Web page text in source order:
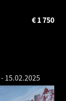
1 750
€
- 15.02.2025